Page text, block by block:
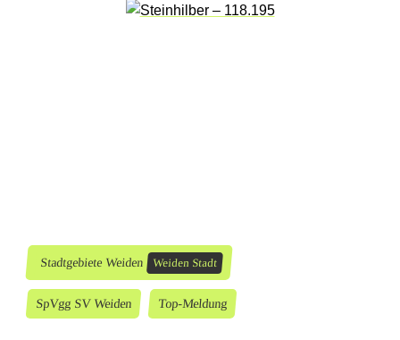
l
,
Stadtgebiete Weiden Weiden Stadt
SpVgg SV Weiden Top-Meldung